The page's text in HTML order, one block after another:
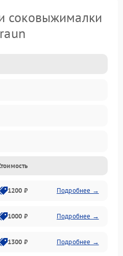
соковыжималки
1200 ₽ Подробнее →
1000 ₽ Подробнее →
1300 ₽ Подробнее →